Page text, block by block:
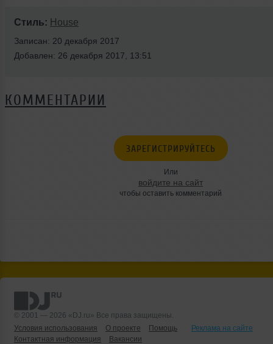
Стиль: House
Записан: 20 декабря 2017
Добавлен: 26 декабря 2017, 13:51
КОММЕНТАРИИ
ЗАРЕГИСТРИРУЙТЕСЬ
Или
войдите на сайт
чтобы оставить комментарий
© 2001 — 2026 «DJ.ru» Все права защищены.
Условия использования
О проекте Помощь
Реклама на сайте
Контактная информация
Вакансии